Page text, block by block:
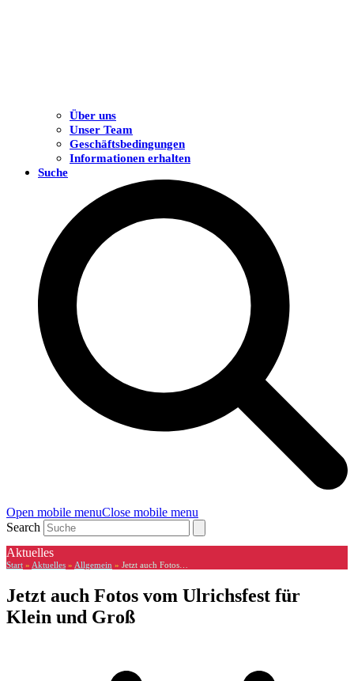
Über uns
Unser Team
Geschäftsbedingungen
Informationen erhalten
Suche
Open mobile menuClose mobile menu
Search
Aktuelles
Start » Aktuelles » Allgemein » Jetzt auch Fotos…
Jetzt auch Fotos vom Ulrichsfest für
Klein und Groß